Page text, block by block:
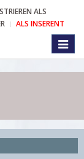
ALS
ALS INSERENT